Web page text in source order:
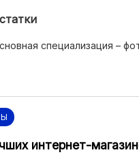
специализация –
интернет-